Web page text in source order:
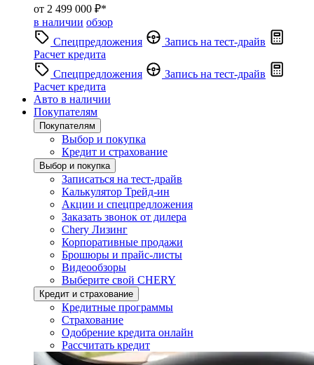
от 2 499 000 ₽*
в наличии обзор
Спецпредложения
Запись на тест-драйв
Расчет кредита
Спецпредложения
Запись на тест-драйв
Расчет кредита
Авто в наличии
Покупателям
Покупателям
Выбор и покупка
Кредит и страхование
Выбор и покупка
Записаться на тест-драйв
Калькулятор Трейд-ин
Акции и спецпредложения
Заказать звонок от дилера
Chery Лизинг
Корпоративные продажи
Брошюры и прайс-листы
Видеообзоры
Выберите свой CHERY
Кредит и страхование
Кредитные программы
Страхование
Одобрение кредита онлайн
Рассчитать кредит